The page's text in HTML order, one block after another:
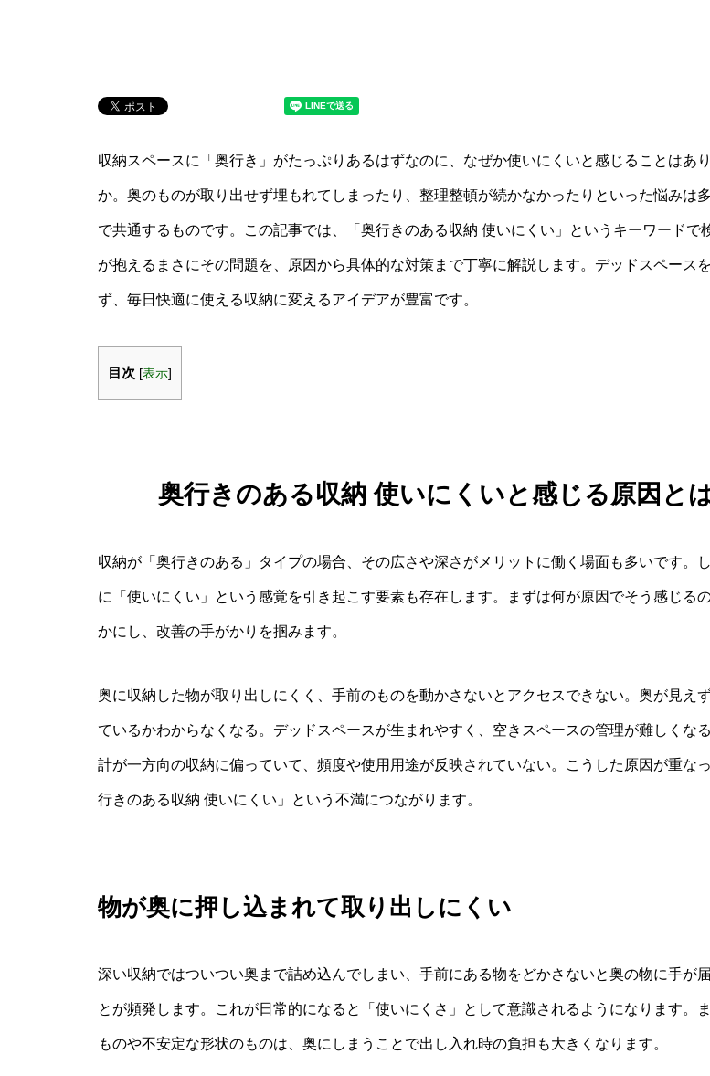
収納スペースに「奥行き」がたっぷりあるはずなのに、なぜか使いにくいと感じることはあ
か。奥のものが取り出せず埋もれてしまったり、整理整頓が続かなかったりといった悩みは
で共通するものです。この記事では、「奥行きのある収納 使いにくい」というキーワードで
が抱えるまさにその問題を、原因から具体的な対策まで丁寧に解説します。デッドスペース
ず、毎日快適に使える収納に変えるアイデアが豊富です。
目次 [表示]
奥行きのある収納 使いにくいと感じる原因と
収納が「奥行きのある」タイプの場合、その広さや深さがメリットに働く場面も多いです。
に「使いにくい」という感覚を引き起こす要素も存在します。まずは何が原因でそう感じる
かにし、改善の手がかりを掴みます。
奥に収納した物が取り出しにくく、手前のものを動かさないとアクセスできない。奥が見え
ているかわからなくなる。デッドスペースが生まれやすく、空きスペースの管理が難しくな
計が一方向の収納に偏っていて、頻度や使用用途が反映されていない。こうした原因が重な
行きのある収納 使いにくい」という不満につながります。
物が奥に押し込まれて取り出しにくい
深い収納ではついつい奥まで詰め込んでしまい、手前にある物をどかさないと奥の物に手が
とが頻発します。これが日常的になると「使いにくさ」として意識されるようになります。
ものや不安定な形状のものは、奥にしまうことで出し入れ時の負担も大きくなります。